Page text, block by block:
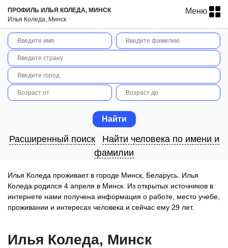
ПРОФИЛЬ ИЛЬЯ КОЛЕДА, МИНСК
Илья Коледа, Минск
Меню
Расширенный поиск
Найти человека по имени и
фамилии
Илья Коледа проживает в городе Минск, Беларусь. Илья
Коледа родился 4 апреля в Минск. Из открытых источников в
интернете нами получена информация о работе, место учебе,
проживании и интересах человека и сейчас ему 29 лет.
Илья Коледа, Минск